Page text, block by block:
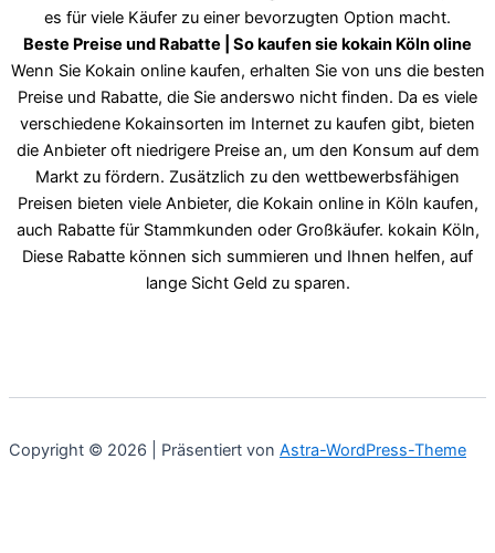
es für viele Käufer zu einer bevorzugten Option macht.
Beste Preise und Rabatte | So kaufen sie kokain Köln oline
Wenn Sie Kokain online kaufen, erhalten Sie von uns die besten
Preise und Rabatte, die Sie anderswo nicht finden. Da es viele
verschiedene Kokainsorten im Internet zu kaufen gibt, bieten
die Anbieter oft niedrigere Preise an, um den Konsum auf dem
Markt zu fördern. Zusätzlich zu den wettbewerbsfähigen
Preisen bieten viele Anbieter, die Kokain online in Köln kaufen,
auch Rabatte für Stammkunden oder Großkäufer. kokain Köln,
Diese Rabatte können sich summieren und Ihnen helfen, auf
lange Sicht Geld zu sparen.
Copyright © 2026 | Präsentiert von Astra-WordPress-Theme